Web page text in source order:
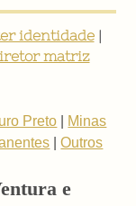
identidade|
matriz
Preto
Minas
|Outros
e